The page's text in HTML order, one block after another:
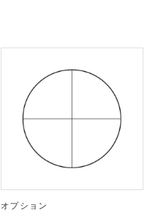
オプション